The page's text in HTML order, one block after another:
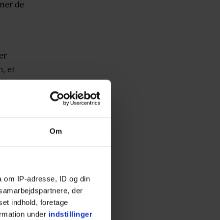
Om
om IP-adresse, ID og din
der
indhold, foretage
under indstillinger
de
er
en